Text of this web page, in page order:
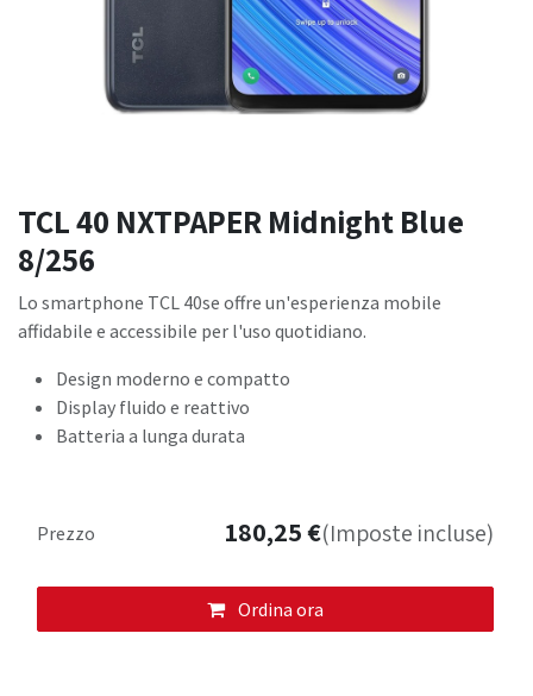
TCL 40 NXTPAPER Midnight Blue
8/256
Lo smartphone TCL 40se offre un'esperienza mobile
affidabile e accessibile per l'uso quotidiano.
Design moderno e compatto
Display fluido e reattivo
Batteria a lunga durata
Ordina ora
Prezzo 180,25€(Imposte incluse)